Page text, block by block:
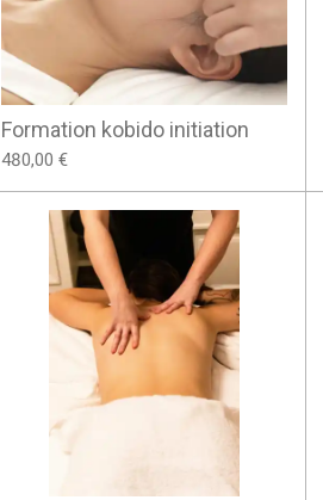
Formation kobido initiation
480,00 €